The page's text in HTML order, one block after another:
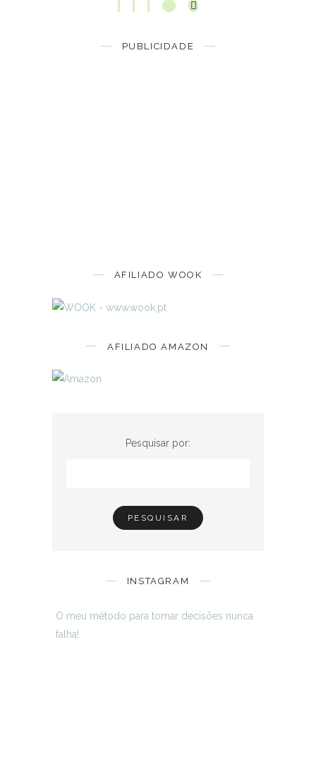
PUBLICIDADE
AFILIADO WOOK
AFILIADO AMAZON
Pesquisar por:
INSTAGRAM
O meu método para tomar decisões nunca
falha!